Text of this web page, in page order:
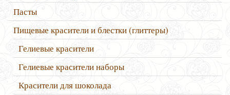
Пасты
Пищевые красители и блестки (глиттеры)
Гелиевые красители
Гелиевые красители наборы
Красители для шоколада